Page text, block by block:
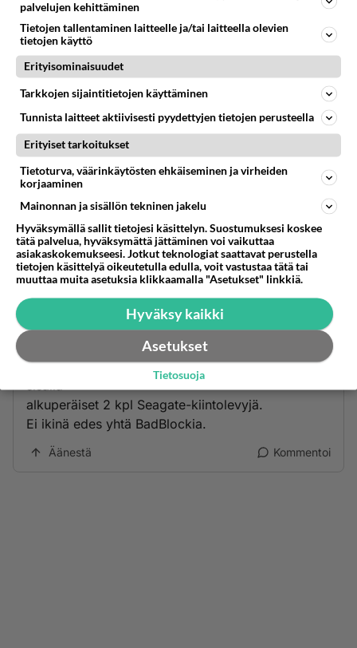
vikaantua,
taitaa olla kotikasvatus syynä.
Toki, ei sekään kivaa ole jos kaikki kestää, juuri
digikameroita ja 1994 ostettu polttavan cd-aseman,
oikein sydäntä raastaa heittää täysin toimivaa pois.
.
U:n muotoisen käyrän, elektroniikassa tämä
käyrä on varsin nopea. Jo nyt sinun markka-
aikaisten kameroiden arvo on varmaan ainakin
neljäsosa ostohinnasta, muutaman vuoden
päästä rahat saa sitten takaisin kaksinkertaisina.
Äänestä Kommentoi
fundamentalist
2011-06-14 09:51:49
"Älkää ostako Seagaten vehkeitä!"
mm. tuossa sivupöydällä nyt jo iäkäs (v. 1995
win95-kone) hoitelee apuhommia ja siinä on
sisällä
alkuperäiset 2 kpl Seagate-kiintolevyjä.
Ei ikinä edes yhtä BadBlockia.
Äänestä Kommentoi
palvelujen kehittäminen
Tietojen tallentaminen laitteelle ja/tai laitteella olevien
tietojen käyttö
Erityisominaisuudet
Tarkkojen sijaintitietojen käyttäminen
Tunnista laitteet aktiivisesti pyydettyjen tietojen perusteella
Erityiset tarkoitukset
Tietoturva, väärinkäytösten ehkäiseminen ja virheiden
korjaaminen
Mainonnan ja sisällön tekninen jakelu
Hyväksymällä sallit tietojesi käsittelyn. Suostumuksesi koskee
tätä palvelua, hyväksymättä jättäminen voi vaikuttaa
asiakaskokemukseesi. Jotkut teknologiat saattavat perustella
tietojen käsittelyä oikeutetulla edulla, voit vastustaa tätä tai
muuttaa muita asetuksia klikkaamalla "Asetukset" linkkiä.
Hyväksy kaikki
Asetukset
Tietosuoja